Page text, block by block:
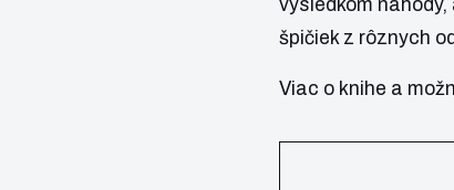
výsledkom
špičiek z rôznych
Viac o knihe a